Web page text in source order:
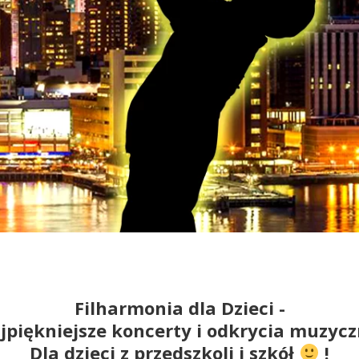
Filharmonia dla Dzieci -
koncerty i odkrycia
Dla dzieci z przedszkoli i szkół
!